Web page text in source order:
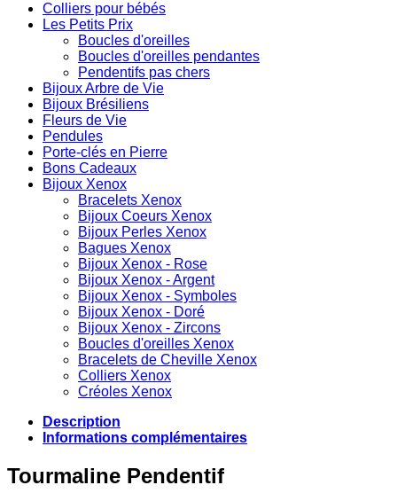
Colliers pour bébés
Les Petits Prix
Boucles d'oreilles
Boucles d'oreilles pendantes
Pendentifs pas chers
Bijoux Arbre de Vie
Bijoux Brésiliens
Fleurs de Vie
Pendules
Porte-clés en Pierre
Bons Cadeaux
Bijoux Xenox
Bracelets Xenox
Bijoux Coeurs Xenox
Bijoux Perles Xenox
Bagues Xenox
Bijoux Xenox - Rose
Bijoux Xenox - Argent
Bijoux Xenox - Symboles
Bijoux Xenox - Doré
Bijoux Xenox - Zircons
Boucles d'oreilles Xenox
Bracelets de Cheville Xenox
Colliers Xenox
Créoles Xenox
Description
Informations complémentaires
Tourmaline Pendentif